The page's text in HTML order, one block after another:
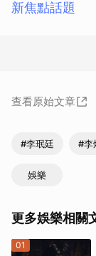
新焦點話題
查看原始文章
#李珉廷 #李
娛樂
更多娛樂相關
01